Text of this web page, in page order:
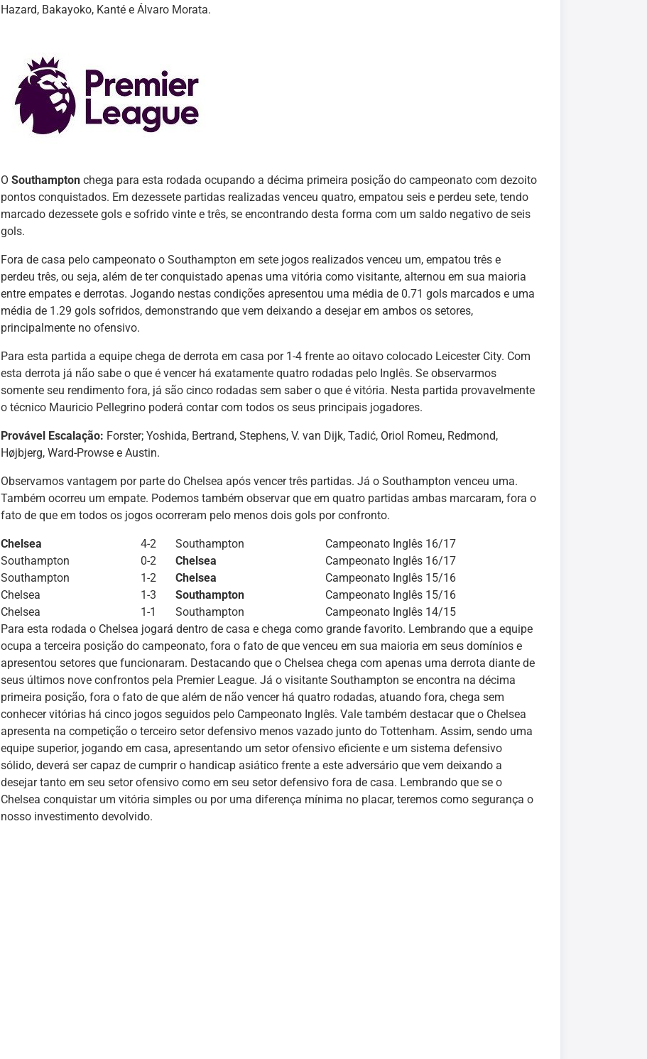
Hazard, Bakayoko, Kanté e Álvaro Morata.
O Southampton chega para esta rodada ocupando a décima primeira posição do campeonato com dezoito
pontos conquistados. Em dezessete partidas realizadas venceu quatro, empatou seis e perdeu sete, tendo
marcado dezessete gols e sofrido vinte e três, se encontrando desta forma com um saldo negativo de seis
gols.
Fora de casa pelo campeonato o Southampton em sete jogos realizados venceu um, empatou três e
perdeu três, ou seja, além de ter conquistado apenas uma vitória como visitante, alternou em sua maioria
entre empates e derrotas. Jogando nestas condições apresentou uma média de 0.71 gols marcados e uma
média de 1.29 gols sofridos, demonstrando que vem deixando a desejar em ambos os setores,
principalmente no ofensivo.
Para esta partida a equipe chega de derrota em casa por 1-4 frente ao oitavo colocado Leicester City. Com
esta derrota já não sabe o que é vencer há exatamente quatro rodadas pelo Inglês. Se observarmos
somente seu rendimento fora, já são cinco rodadas sem saber o que é vitória. Nesta partida provavelmente
o técnico Mauricio Pellegrino poderá contar com todos os seus principais jogadores.
Provável Escalação: Forster; Yoshida, Bertrand, Stephens, V. van Dijk, Tadić, Oriol Romeu, Redmond,
Højbjerg, Ward-Prowse e Austin.
Observamos vantagem por parte do Chelsea após vencer três partidas. Já o Southampton venceu uma.
Também ocorreu um empate. Podemos também observar que em quatro partidas ambas marcaram, fora o
fato de que em todos os jogos ocorreram pelo menos dois gols por confronto.
Chelsea 4-2 Southampton
Campeonato Inglês 16/17
Southampton
0-2 Chelsea
Campeonato Inglês 16/17
Southampton
1-2 Chelsea
Campeonato Inglês 15/16
Chelsea
1-3 Southampton
Campeonato Inglês 15/16
Chelsea
1-1 Southampton
Campeonato Inglês 14/15
Para esta rodada o Chelsea jogará dentro de casa e chega como grande favorito. Lembrando que a equipe
ocupa a terceira posição do campeonato, fora o fato de que venceu em sua maioria em seus domínios e
apresentou setores que funcionaram. Destacando que o Chelsea chega com apenas uma derrota diante de
seus últimos nove confrontos pela Premier League. Já o visitante Southampton se encontra na décima
primeira posição, fora o fato de que além de não vencer há quatro rodadas, atuando fora, chega sem
conhecer vitórias há cinco jogos seguidos pelo Campeonato Inglês. Vale também destacar que o Chelsea
apresenta na competição o terceiro setor defensivo menos vazado junto do Tottenham. Assim, sendo uma
equipe superior, jogando em casa, apresentando um setor ofensivo eficiente e um sistema defensivo
sólido, deverá ser capaz de cumprir o handicap asiático frente a este adversário que vem deixando a
desejar tanto em seu setor ofensivo como em seu setor defensivo fora de casa. Lembrando que se o
Chelsea conquistar um vitória simples ou por uma diferença mínima no placar, teremos como segurança o
nosso investimento devolvido.